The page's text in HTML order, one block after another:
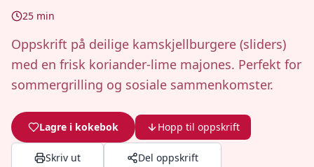
25 min
Oppskrift på deilige kamskjellburgere (sliders)
med en frisk koriander-lime majones. Perfekt for
sommergrilling og sosiale sammenkomster.
Lagre i kokebok Hopp til oppskrift
Skriv ut Del oppskrift